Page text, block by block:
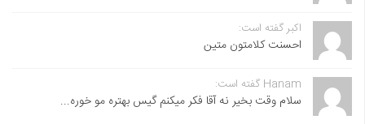
اکبر گفته است:
احسنت ‌کلامتون متین
Hanam گفته است:
سلام وقت بخیر نه آقا فکر میکنم گیس بهتره مو خوره...